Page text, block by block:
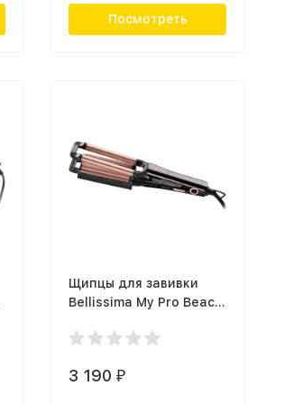
Посмотреть
Щипцы для завивки
Bellissima My Pro Beach
3 190₽